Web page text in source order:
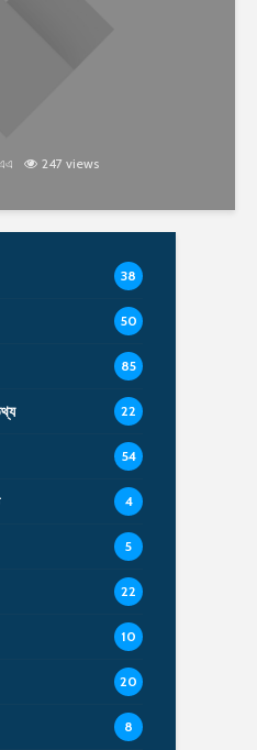
247 views
38
50
85
22
54
4
5
22
10
20
8